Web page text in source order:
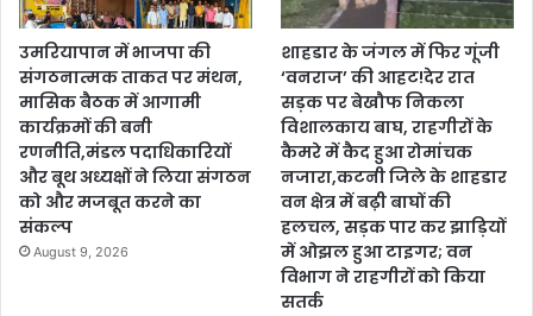
उमरियापान में भाजपा की
संगठनात्मक ताकत पर मंथन,
मासिक बैठक में आगामी
कार्यक्रमों की बनी
रणनीति,मंडल पदाधिकारियों
और बूथ अध्यक्षों ने लिया संगठन
को और मजबूत करने का
संकल्प
August 9, 2026
शाहडार के जंगल में फिर गूंजी
‘वनराज’ की आहट!देर रात
सड़क पर बेखौफ निकला
विशालकाय बाघ, राहगीरों के
कैमरे में कैद हुआ रोमांचक
नजारा,कटनी जिले के शाहडार
वन क्षेत्र में बढ़ी बाघों की
हलचल, सड़क पार कर झाड़ियों
में ओझल हुआ टाइगर; वन
विभाग ने राहगीरों को किया
सतर्क